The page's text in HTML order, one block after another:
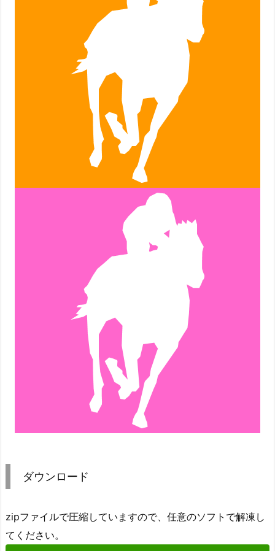
ダウンロード
zipファイルで圧縮していますので、任意のソフトで解凍し
てください。